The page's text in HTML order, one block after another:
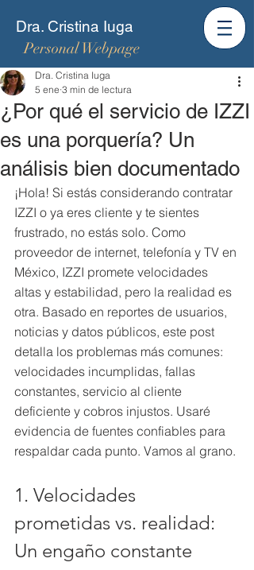
Dra. Cristina Iuga
Personal Webpage
¿Por qué el servicio de IZZI
es una porquería? Un
análisis bien documentado
Dra. Cristina Iuga
5 ene 3 min de lectura
¡Hola! Si estás considerando contratar
IZZI o ya eres cliente y te sientes
frustrado, no estás solo. Como
proveedor de internet, telefonía y TV en
México, IZZI promete velocidades
altas y estabilidad, pero la realidad es
otra. Basado en reportes de usuarios,
noticias y datos públicos, este post
detalla los problemas más comunes:
velocidades incumplidas, fallas
constantes, servicio al cliente
deficiente y cobros injustos. Usaré
evidencia de fuentes confiables para
respaldar cada punto. Vamos al grano.
1. Velocidades
prometidas vs. realidad:
Un engaño constante